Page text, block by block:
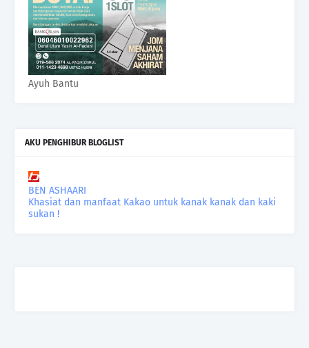
Ayuh Bantu
AKU PENGHIBUR BLOGLIST
BEN ASHAARI
Khasiat dan manfaat Kakao untuk kanak kanak dan kaki
sukan !